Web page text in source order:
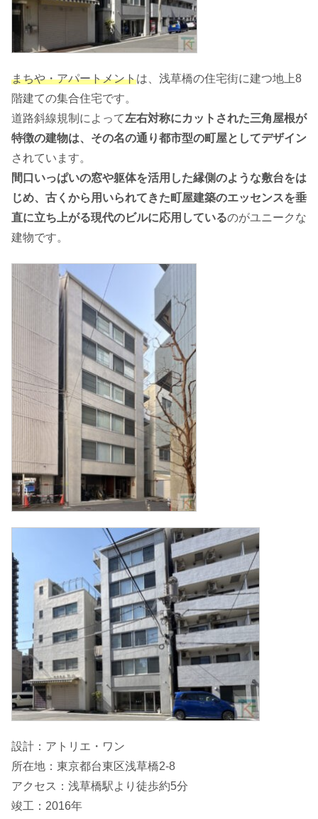
まちや・アパートメントは、浅草橋の住宅街に建つ地上8
階建ての集合住宅です。
道路斜線規制によって左右対称にカットされた三角屋根が
特徴の建物は、その名の通り都市型の町屋としてデザイン
されています。
間口いっぱいの窓や躯体を活用した縁側のような敷台をは
じめ、古くから用いられてきた町屋建築のエッセンスを垂
直に立ち上がる現代のビルに応用しているのがユニークな
建物です。
設計：アトリエ・ワン
所在地：東京都台東区浅草橋2-8
アクセス：浅草橋駅より徒歩約5分
竣工：2016年